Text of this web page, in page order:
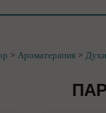
> Ароматерапия > Духи